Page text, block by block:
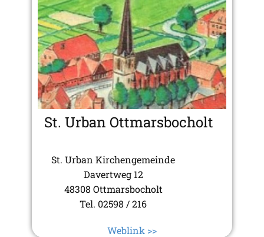
St. Urban Ottmarsbocholt
St. Urban Kirchengemeinde
Davertweg 12
48308 Ottmarsbocholt
Tel. 02598 / 216
Weblink >>